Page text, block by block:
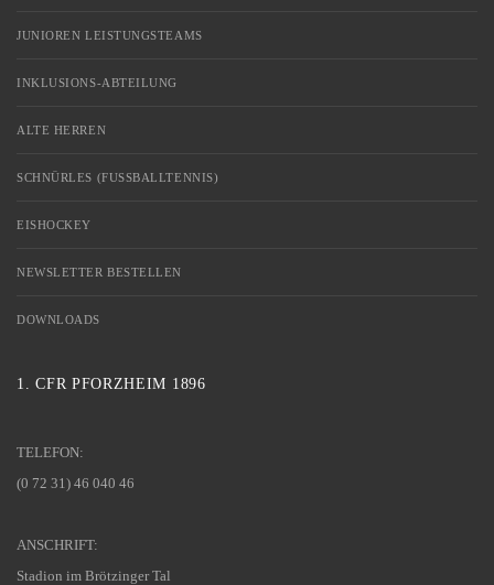
JUNIOREN LEISTUNGSTEAMS
INKLUSIONS-ABTEILUNG
ALTE HERREN
SCHNÜRLES (FUSSBALLTENNIS)
EISHOCKEY
NEWSLETTER BESTELLEN
DOWNLOADS
1. CFR PFORZHEIM 1896
TELEFON:
(0 72 31) 46 040 46
ANSCHRIFT:
Stadion im Brötzinger Tal